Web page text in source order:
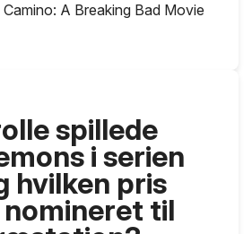
A Breaking Bad Movie
spillede
i serien
hvilken pris
nomineret til